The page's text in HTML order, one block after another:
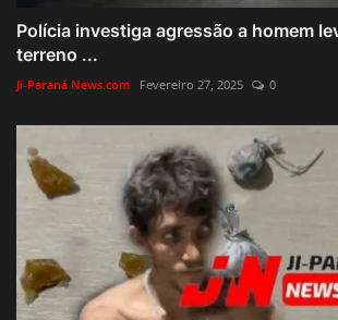
Polícia investiga agressão a homem
terreno ...
Ji-Paraná News.com Fevereiro 27, 2025 0